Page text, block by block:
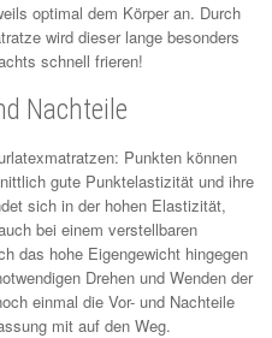
optimal dem Körper an. Durch
wird dieser lange besonders
schnell frieren!
Nachteile
Punkten können
gute Punktelastizität und ihre
sich in der hohen Elastizität,
bei einem verstellbaren
das hohe Eigengewicht hingegen
Drehen und Wenden der
einmal die Vor- und Nachteile
mit auf den Weg.